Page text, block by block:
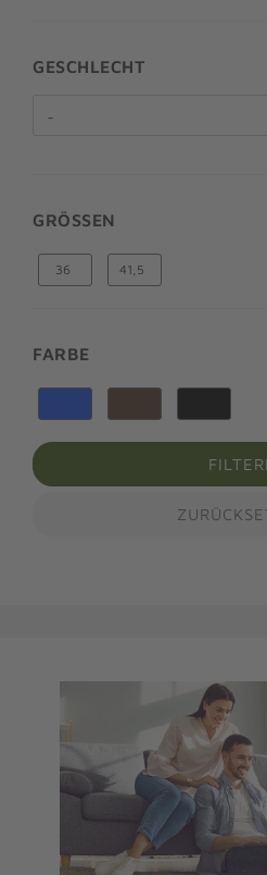
GESCHLECHT
GRÖSSEN
36 41,5
FARBE